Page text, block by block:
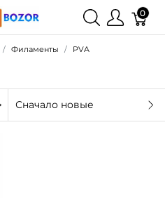
0
Филаменты PVA
Сначало новые